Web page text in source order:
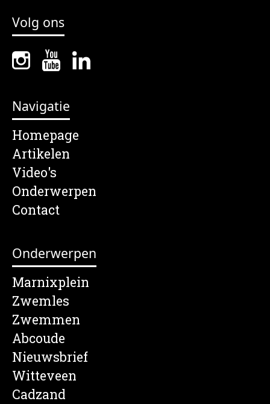
Volg ons
Navigatie
Homepage
Artikelen
Video's
Onderwerpen
Contact
Onderwerpen
Marnixplein
Zwemles
Zwemmen
Abcoude
Nieuwsbrief
Witteveen
Cadzand